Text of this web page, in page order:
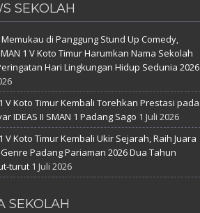
SEKOLAH
di Panggung Stund Up Comedy,
1 V Koto Timur Harumkan Nama Sekolah
Hari Lingkungan Hidup Sedunia 2026
V Koto Timur Kembali Torehkan Prestasi pada
IDEAS II SMAN 1 Padang Sago 1 Juli 2026
V Koto Timur Kembali Ukir Sejarah, Raih Juara
Padang Pariaman 2026 Dua Tahun
turut 1 Juli 2026
SEKOLAH